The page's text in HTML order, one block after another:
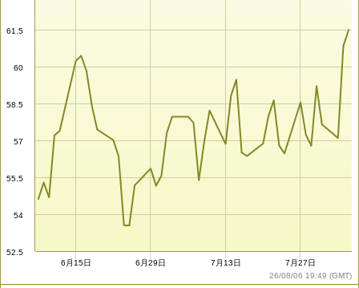
26/08/06 19:49 (GMT)
52.5
54
55.5
57
58.5
60
61.5
6月15日 6月29日 7月13日 7月27日